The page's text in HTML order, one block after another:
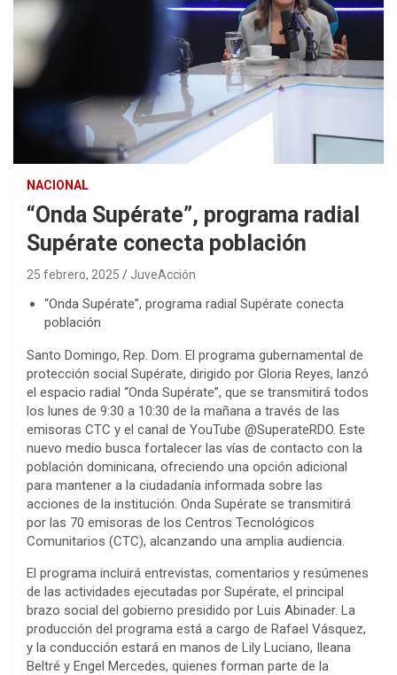
NACIONAL
“Onda Supérate”, programa radial
Supérate conecta población
25 febrero, 2025 JuveAcción
“Onda Supérate”, programa radial Supérate conecta
población
Santo Domingo, Rep. Dom. El programa gubernamental de
protección social Supérate, dirigido por Gloria Reyes, lanzó
el espacio radial “Onda Supérate”, que se transmitirá todos
los lunes de 9:30 a 10:30 de la mañana a través de las
emisoras CTC y el canal de YouTube @SuperateRDO. Este
nuevo medio busca fortalecer las vías de contacto con la
población dominicana, ofreciendo una opción adicional
para mantener a la ciudadanía informada sobre las
acciones de la institución. Onda Supérate se transmitirá
por las 70 emisoras de los Centros Tecnológicos
Comunitarios (CTC), alcanzando una amplia audiencia.
El programa incluirá entrevistas, comentarios y resúmenes
de las actividades ejecutadas por Supérate, el principal
brazo social del gobierno presidido por Luis Abinader. La
producción del programa está a cargo de Rafael Vásquez,
y la conducción estará en manos de Lily Luciano, Ileana
Beltré y Engel Mercedes, quienes forman parte de la